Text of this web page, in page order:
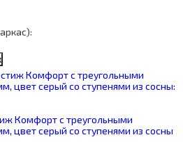
Комфорт с треугольными
цвет серый со ступенями из сосны